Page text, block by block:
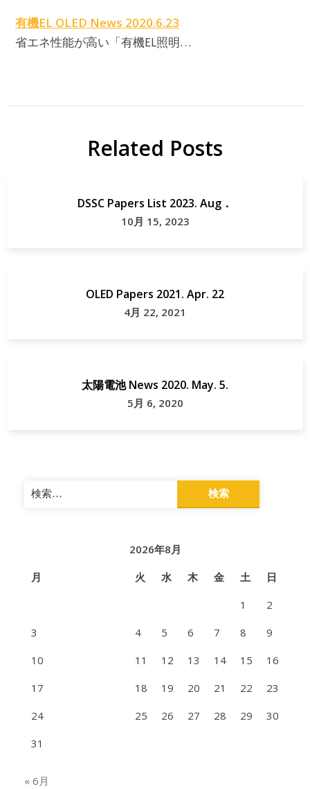
有機EL OLED News 2020.6.23
省エネ性能が高い「有機EL照明…
Related Posts
DSSC Papers List 2023. Aug．
10月 15, 2023
OLED Papers 2021. Apr. 22
4月 22, 2021
太陽電池 News 2020. May. 5.
5月 6, 2020
検
索:
2026年8月
月
火 水 木 金 土
日
1
2
3
4 5 6 7 8
9
10
11 12 13 14 15
16
17
18 19 20 21 22
23
24
25 26 27 28 29
30
31
« 6月